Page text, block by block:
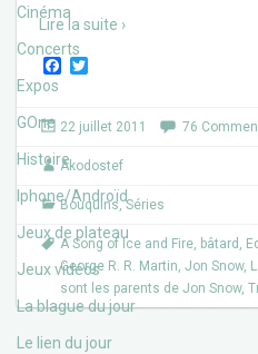
Cinéma
Concerts
Expos
GOne
Histoire
Iphone/Androïd
Jeux de plateau
Jeux vidéos
La blague du jour
Le lien du jour
Lire la suite ›
F
e
b
o
o
k
t
t
r
22 juillet 2011 76
Akodostef
Bouquins,Séries
A Song of Ice and Fire, bâtard ,
George R. R. Martin, Jon Snow,
sont les parents de Jon Snow,